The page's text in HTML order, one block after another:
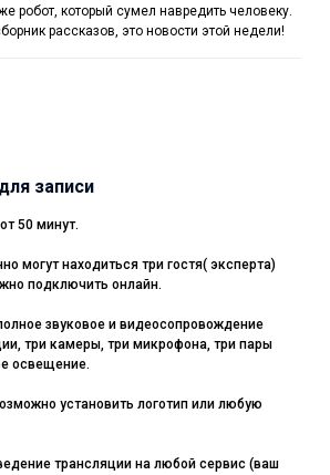
робот, который сумел навредить человеку.
рассказов, это новости этой недели!
записи
50 минут.
могут находиться три гостя( эксперта)
подключить онлайн.
звуковое и видеосопровождение
три камеры, три микрофона, три пары
освещение.
установить логотип или любую
трансляции на любой сервис (ваш